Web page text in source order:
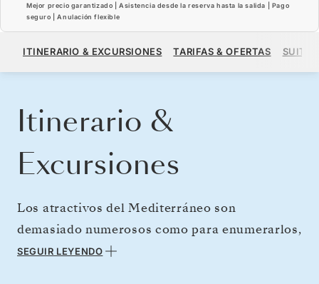
Mejor precio garantizado | Asistencia desde la reserva hasta la salida | Pago
seguro | Anulación flexible
12.100 US$
ITINERARIO & EXCURSIONES TARIFAS & OFERTAS SUITES
Itinerario &
Excursiones
Los atractivos del Mediterráneo son
demasiado numerosos como para enumerarlos,
así que lo mejor es que los descubra a lo largo
SEGUIR LEYENDO